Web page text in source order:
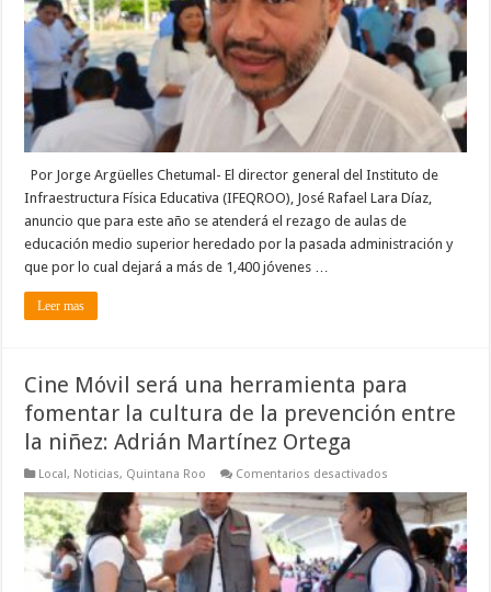
demanda
y
abandono;
Por
falta
más
de
estudiantes
se
quedaron
sin
Por Jorge Argüelles Chetumal- El director general del Instituto de
Infraestructura Física Educativa (IFEQROO), José Rafael Lara Díaz,
anuncio que para este año se atenderá el rezago de aulas de
educación medio superior heredado por la pasada administración y
que por lo cual dejará a más de 1,400 jóvenes …
Leer mas
Cine Móvil será una herramienta para
fomentar la cultura de la prevención entre
la niñez: Adrián Martínez Ortega
Local, Noticias, Quintana Roo Comentarios desactivados
Móvil
será
una
herramienta
para
fomentar